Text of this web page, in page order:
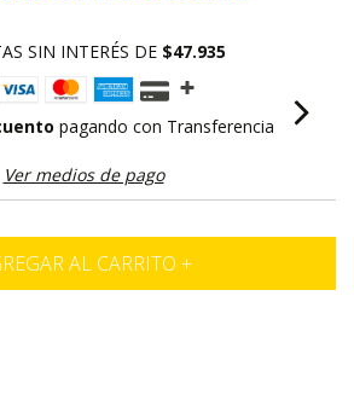
SIN INTERÉS DE $47.935
pagando con Transferencia
Ver medios de pago